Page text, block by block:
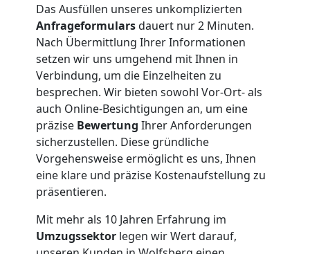
Das Ausfüllen unseres unkomplizierten
Anfrageformularsdauert nur 2 Minuten.
Nach Übermittlung Ihrer Informationen
setzen wir uns umgehend mit Ihnen in
Verbindung, um die Einzelheiten zu
besprechen. Wir bieten sowohl Vor-Ort- als
auch Online-Besichtigungen an, um eine
präzise Bewertung Ihrer Anforderungen
sicherzustellen. Diese gründliche
Vorgehensweise ermöglicht es uns, Ihnen
eine klare und präzise Kostenaufstellung zu
präsentieren.
Mit mehr als 10 Jahren Erfahrung im
Umzugssektor legen wir Wert darauf,
Umzug